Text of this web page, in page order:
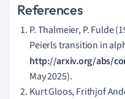
References
P. Thalmeier, P. Fulde
Peierls transition in
http://arxiv.org/abs/
May 2025).
Kurt Gloos, Frithjof